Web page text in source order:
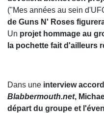
("Mes années au sein
de Guns N' Roses
Un projet hommage au
la pochette fait d'ailleurs
Dans une interview
Blabbermouth.net,
départ du groupe et